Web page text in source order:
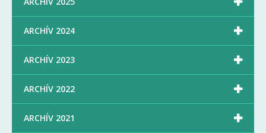
ARCHÍV 2024 
ARCHÍV 2023 
ARCHÍV 2022 
ARCHÍV 2021 